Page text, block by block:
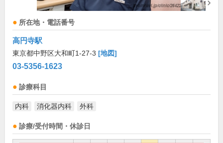
所在地・電話番号
高円寺駅
東京都中野区大和町1-27-3 [地図]
03-5356-1623
診療科目
内科 消化器内科 外科
診療/受付時間・休診日